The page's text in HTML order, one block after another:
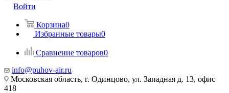
Войти
Корзина0
Избранные товары0
Сравнение товаров0
info@puhov-air.ru
Московская область, г. Одинцово, ул. Западная д. 13, офис
418